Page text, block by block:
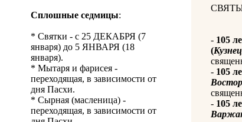
Сплошные седмицы:
* Святки - с 25 ДЕКАБРЯ (7
января) до 5 ЯНВАРЯ (18
января).
* Мытаря и фарисея -
переходящая, в зависимости от
дня Пасхи.
* Сырная (масленица) -
переходящая, в зависимости от
- 105
(
- 105
- 105